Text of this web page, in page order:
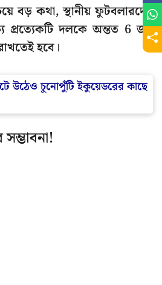
বড় কথা, স্থানীয় ফুটবলারদের
প্রত্যেকটি দলকে অন্তত 6 জন
হবে।
উঠেও চুনোপুঁটি ইকুয়েডরের কাছে
সম্ভাবনা!